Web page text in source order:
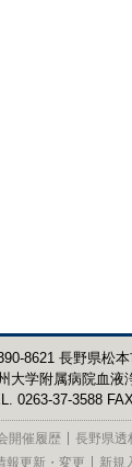
8621 長野県松本
大学附属病院血液
0263-37-3588
開催履歴 長野県透
報更新・変更 新規